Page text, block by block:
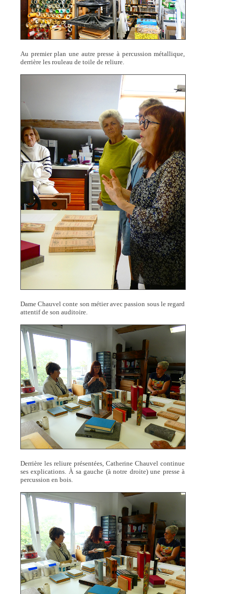
Au premier plan une autre presse à percussion métallique,
derrière les rouleau de toile de reliure.
Dame Chauvel conte son métier avec passion sous le regard
attentif de son auditoire.
Derrière les reliure présentées, Catherine Chauvel continue
ses explications. À sa gauche (à notre droite) une presse à
percussion en bois.